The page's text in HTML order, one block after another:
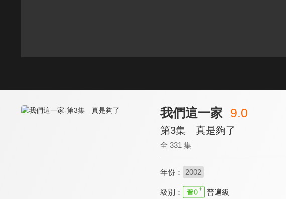
我們這一家 9.0
第3集 真是夠了
全 331 集
年份： 2002
級別： 普遍級